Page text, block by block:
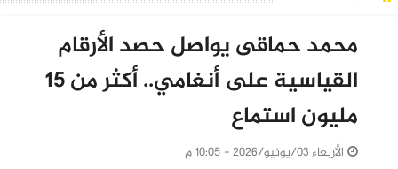
محمد حماقى يواصل حصد الأرقام
القياسية على أنغامي.. أكثر من 15
مليون استماع
الأربعاء 03/يونيو/2026 - 10:05 م